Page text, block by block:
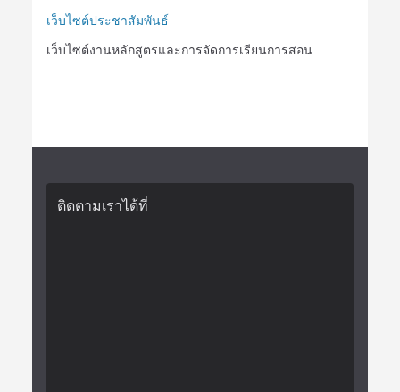
เว็บไซต์ประชาสัมพันธ์
เว็บไซต์งานหลักสูตรและการจัดการเรียนการสอน
ติดตามเราได้ที่